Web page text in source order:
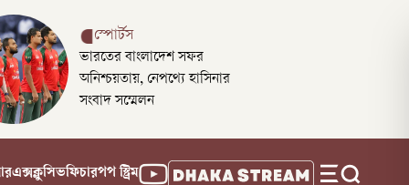
স্পোর্টস
ভারতের বাংলাদেশ সফর
অনিশ্চয়তায়, নেপথ্যে হাসিনার
সংবাদ সম্মেলন
এক্সক্লুসিভফিচারপপ স্ট্রিম